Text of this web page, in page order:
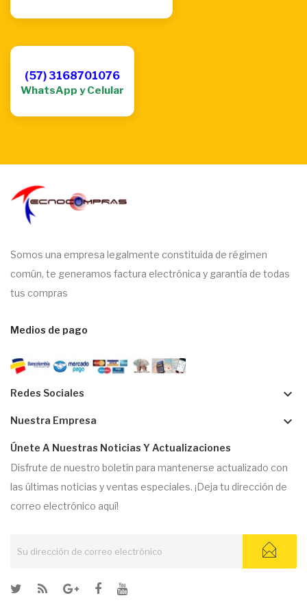
(57) 3168701076
WhatsApp y Celular
Somos una empresa legalmente constituida de régimen
común, te generamos factura electrónica y garantía de todas
tus compras
Medios de pago
Redes Sociales keyboard_arrow_down
Nuestra Empresa keyboard_arrow_down
Únete A Nuestras Noticias Y Actualizaciones
Disfrute de nuestro boletín para mantenerse actualizado con
las últimas noticias y ventas especiales. ¡Deja tu dirección de
correo electrónico aquí!